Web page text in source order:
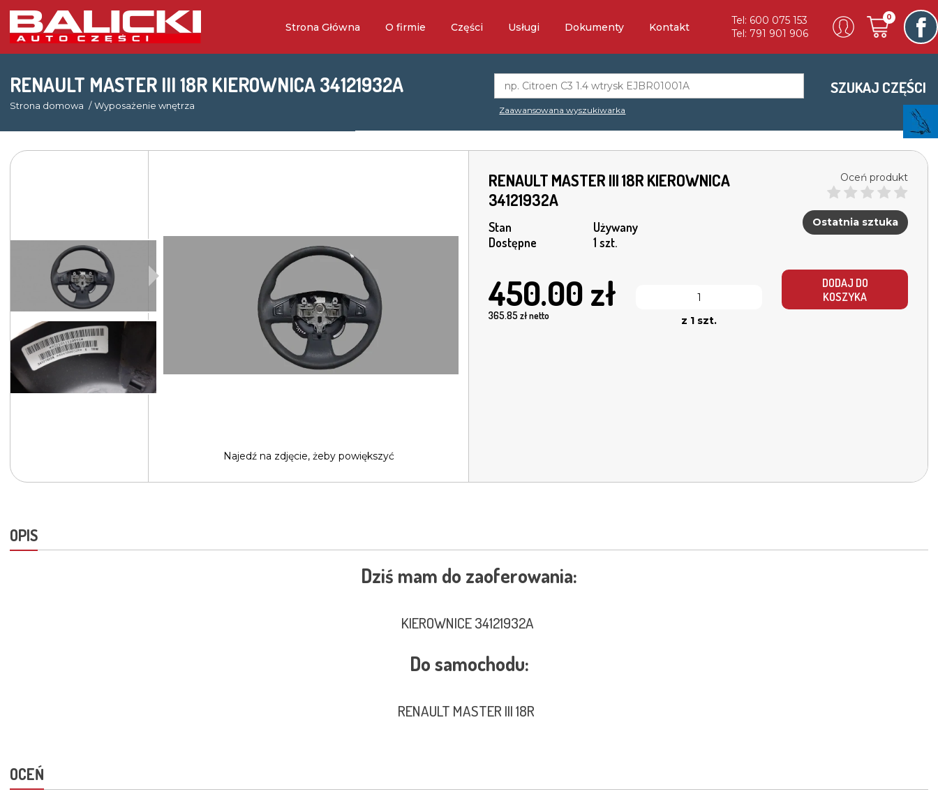
Strona Główna O firmie Części Usługi Dokumenty Kontakt
Tel: 600 075 153
Tel: 791 901 906
0
RENAULT MASTER III 18R KIEROWNICA 34121932A
Strona domowa Wyposażenie wnętrza Zaawansowana wyszukiwarka
SZUKAJ CZĘŚCI
Najedź na zdjęcie, żeby powiększyć
RENAULT MASTER III 18R KIEROWNICA
34121932A
Stan
Używany
Dostępne
1 szt.
Oceń produkt
Ostatnia sztuka
450.00 zł
365.85zł netto z 1 szt.
DODAJ DO
KOSZYKA
OPIS
Dziś mam do zaoferowania:
KIEROWNICE 34121932A
Do samochodu:
RENAULT MASTER III 18R
OCEŃ